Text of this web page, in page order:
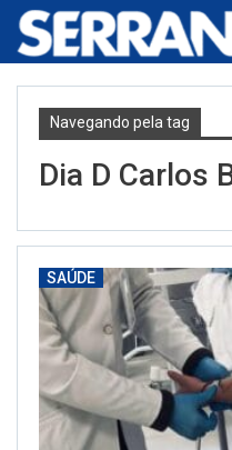
Navegando pela tag
Dia D Carlos
SAÚDE